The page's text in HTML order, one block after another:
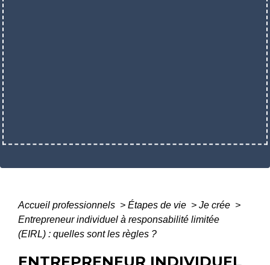
Accueil professionnels > Étapes de vie > Je crée >
Entrepreneur individuel à responsabilité limitée
(EIRL) : quelles sont les règles ?